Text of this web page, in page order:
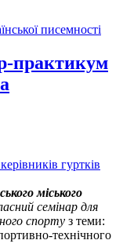
писемності
практикум
міського
семінар для
спорту з теми:
технічного